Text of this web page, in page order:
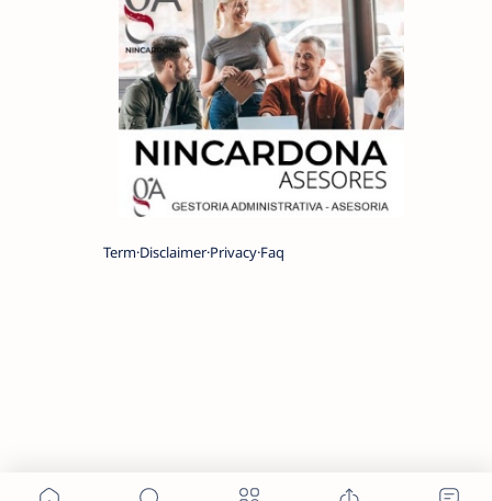
Term Disclaimer Privacy Faq